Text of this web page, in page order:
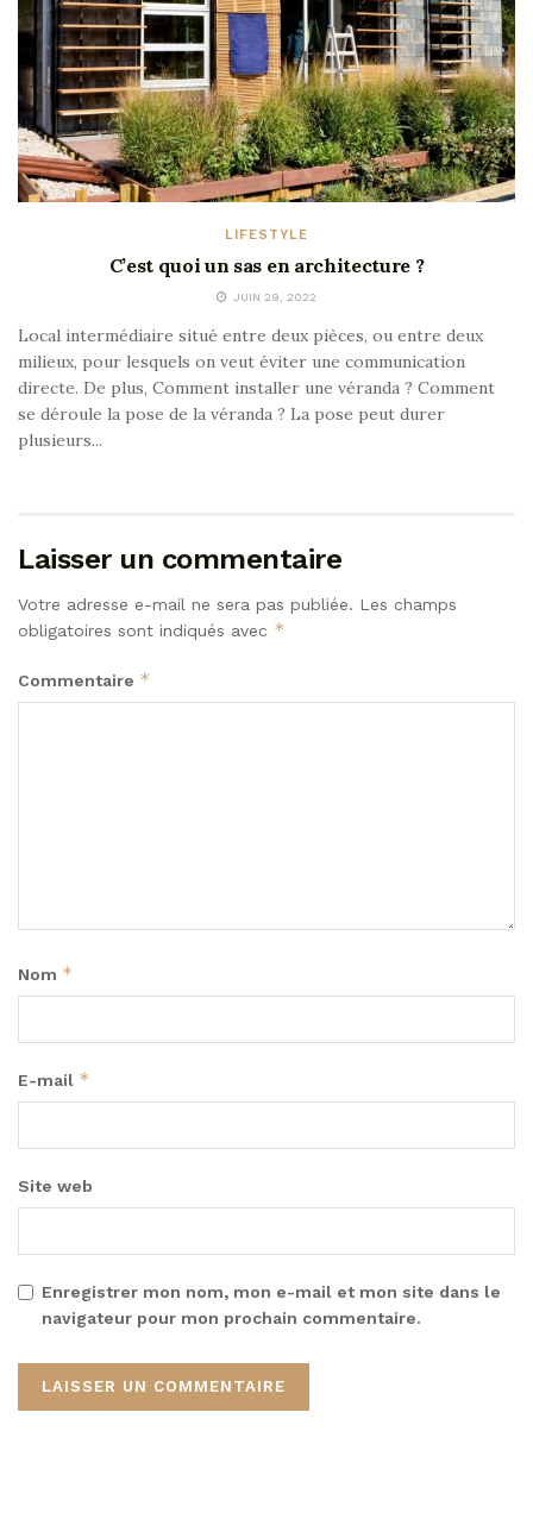
LIFESTYLE
C’est quoi un sas en architecture ?
JUIN 29, 2022
Local intermédiaire situé entre deux pièces, ou entre deux
milieux, pour lesquels on veut éviter une communication
directe. De plus, Comment installer une véranda ? Comment
se déroule la pose de la véranda ? La pose peut durer
plusieurs...
Laisser un commentaire
Votre adresse e-mail ne sera pas publiée. Les champs
obligatoires sont indiqués avec *
Commentaire *
Nom *
E-mail *
Site web
Enregistrer mon nom, mon e-mail et mon site dans le
navigateur pour mon prochain commentaire.